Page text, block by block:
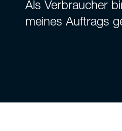
Als Verbraucher
meines Auftrags